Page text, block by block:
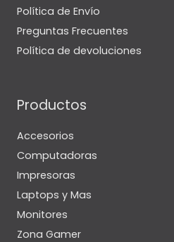
Política de Envío
Preguntas Frecuentes
Política de devoluciones
Productos
Accesorios
Computadoras
Impresoras
Laptops y Mas
Monitores
Zona Gamer